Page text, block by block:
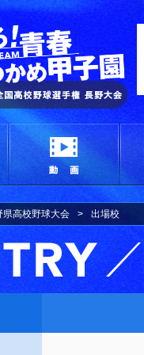
トップ 動画
高校野球大会 出場校